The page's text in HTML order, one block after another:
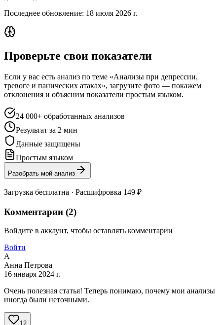
Последнее обновление: 18 июля 2026 г.
Проверьте свои показатели
Если у вас есть анализ по теме «Анализы при депрессии,
тревоге и панических атаках», загрузите фото — покажем
отклонения и объясним показатели простым языком.
24 000+ обработанных анализов
Результат за 2 мин
Данные защищены
Простым языком
Разобрать мой анализ
Загрузка бесплатна · Расшифровка 149 ₽
Комментарии (2)
Войдите в аккаунт, чтобы оставлять комментарии
Войти
А
Анна Петрова
16 января 2024 г.
Очень полезная статья! Теперь понимаю, почему мои анализы
иногда были неточными.
12